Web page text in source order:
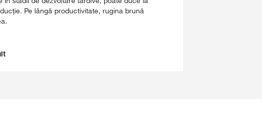
Pe lângă productivitate, rugina brună